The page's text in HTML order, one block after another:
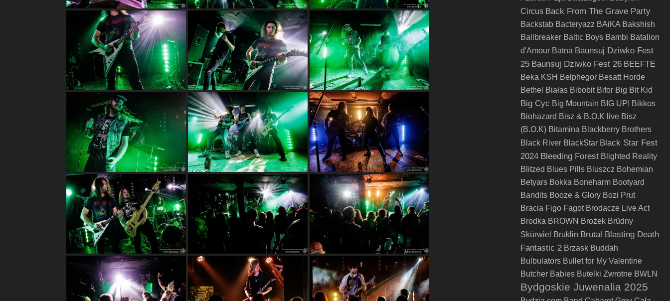
Circus Back From The Grave Party
Backstab Bacteryazz BAiKA Bakshish
Ballbreaker Baltic Boys Bambi Batalion
d'Amour Batna Baunsuj Dziwko Fest
25 Baunsuj Dziwko Fest 26 BEEFTE
Beka KSH Belphegor Besatt Horde
Bethel Białas Bibobit Bifor Big Bit Kid
Big Cyc Big Mountain BIG UP! Bikkos
Biohazard Bisz & B.O.K live Bisz
(B.O.K) Bitamina Blackberry Brothers
Black River BlackStar Black Star Fest
2024 Bleeding Forest Blighted Reality
Blitzed Blues Pills Bluszcz Bohemian
Betyars Bokka Boneharm Bootyard
Bandits Booze & Glory Bozi Prut
Bracia Figo Fagot Brodacze Live Act
Brodka BROWN Brożek Brüdny
Skürwiel Bruklin Brutal Blasting Death
Fantastic 2 Brzask Buddah
Bulbulators Bullet for My Valentine
Butcher Babies Butelki Zwrotne BWLN
Bydgoskie Juwenalia 2025